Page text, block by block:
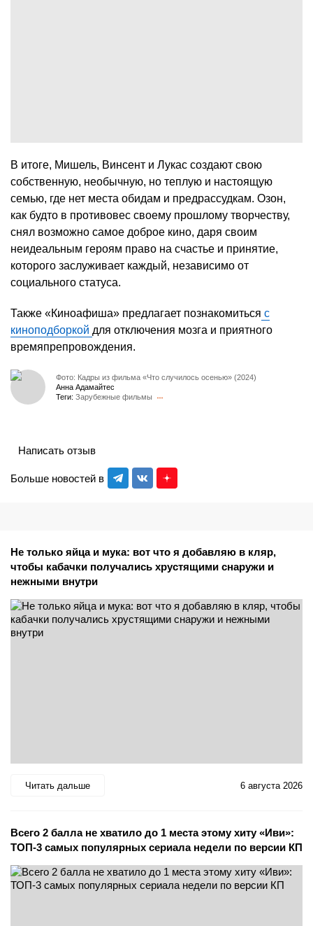
В итоге, Мишель, Винсент и Лукас создают свою
собственную, необычную, но теплую и настоящую
семью, где нет места обидам и предрассудкам. Озон,
как будто в противовес своему прошлому творчеству,
снял возможно самое доброе кино, даря своим
неидеальным героям право на счастье и принятие,
которого заслуживает каждый, независимо от
социального статуса.
Также «Киноафиша» предлагает познакомиться с
киноподборкой для отключения мозга и приятного
времяпрепровождения.
Фото: Кадры из фильма «Что случилось осенью» (2024)
Анна Адамайтес
Теги: Зарубежные фильмы
Больше новостей в
Написать отзыв
Не только яйца и мука: вот что я добавляю в кляр,
чтобы кабачки получались хрустящими снаружи и
нежными внутри
Читать дальше 6 августа 2026
Всего 2 балла не хватило до 1 места этому хиту «Иви»:
ТОП-3 самых популярных сериала недели по версии КП